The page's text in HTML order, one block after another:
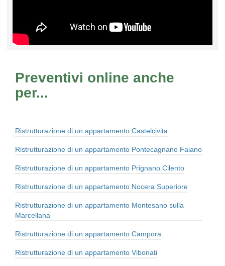
Preventivi online anche
per...
Ristrutturazione di un appartamento Castelcivita
Ristrutturazione di un appartamento Pontecagnano Faiano
Ristrutturazione di un appartamento Prignano Cilento
Ristrutturazione di un appartamento Nocera Superiore
Ristrutturazione di un appartamento Montesano sulla
Marcellana
Ristrutturazione di un appartamento Campora
Ristrutturazione di un appartamento Vibonati